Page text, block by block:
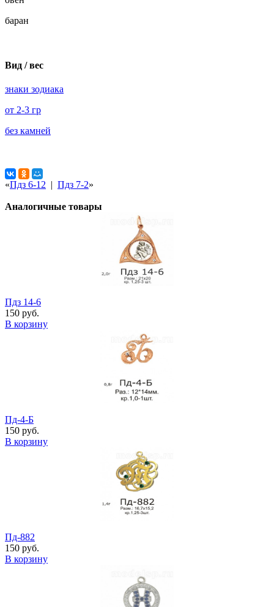
баран
Вид / вес
знаки зодиака
от 2-3 гр
без камней
«Пдз 6-12 | Пдз 7-2»
Аналогичные товары
Пдз 14-6
150 руб.
В корзину
Пд-4-Б
150 руб.
В корзину
Пд-882
150 руб.
В корзину